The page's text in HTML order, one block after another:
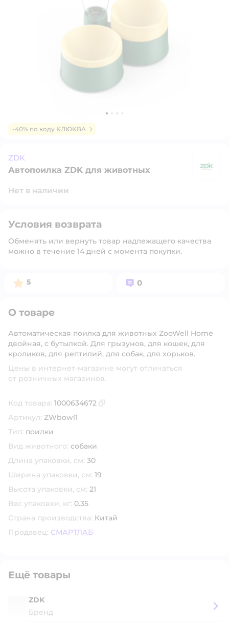
-40% по коду КЛЮКВА
ZDK
Автопоилка ZDK для животных
Нет в наличии
Условия возврата
Обменять или вернуть товар надлежащего качества
можно в течение 14 дней с момента покупки.
Рейтинг:
5 Вопросов:
0
О товаре
Автоматическая поилка для животных ZooWell Home
двойная, c бутылкой. Для грызунов, для кошек, для
кроликов, для рептилий, для собак, для хорьков.
Цены в интернет-магазине могут отличаться
от розничных магазинов.
Код товара: 1000634672
Артикул: ZWbowl1
Тип: поилки
Вид животного: собаки
Длина упаковки, см: 30
Ширина упаковки, см: 19
Высота упаковки, см: 21
Вес упаковки, кг: 0.35
Страна производства: Китай
Продавец: СМАРТЛАБ
Ещё товары
ZDK
Бренд